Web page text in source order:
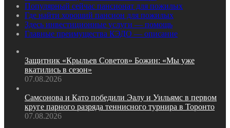
Популярный сейчас пансионат для пожилых
Где найти хороший пансион для пожилых
Здесь инвестиционные услуги — помощь
Главные преимущества КЭДО — описание
Защитник «Крыльев Советов» Божин: «Мы уже
вкатились в сезон»
07.08.2026
Самсонова и Като победили Эалу и Уильямс в первом
круге парного разряда теннисного турнира в Торонто
07.08.2026